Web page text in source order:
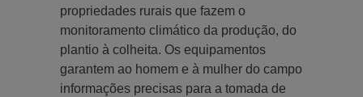
propriedades rurais que fazem o
monitoramento climático da produção, do
plantio à colheita. Os equipamentos
garantem ao homem e à mulher do campo
informações precisas para a tomada de